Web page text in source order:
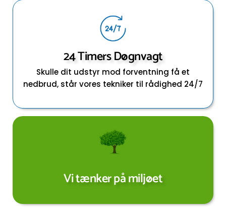
24 Timers Døgnvagt
Skulle dit udstyr mod forventning få et
nedbrud, står vores tekniker til rådighed 24/7
Vi tænker på miljøet